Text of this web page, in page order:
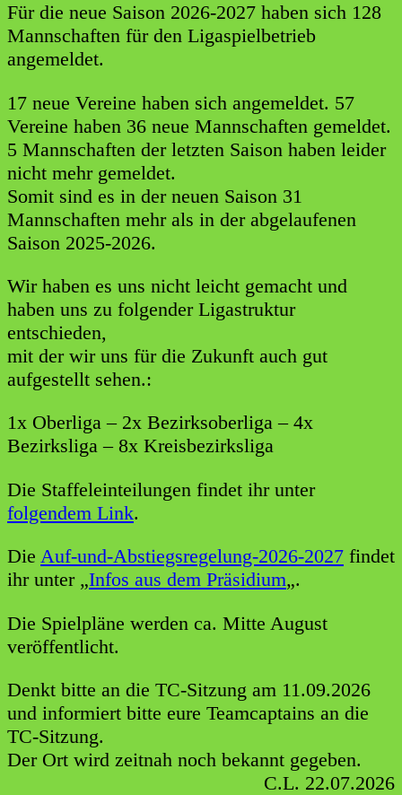
Für die neue Saison 2026-2027 haben sich 128
Mannschaften für den Ligaspielbetrieb
angemeldet.
17 neue Vereine haben sich angemeldet. 57
Vereine haben 36 neue Mannschaften gemeldet.
5 Mannschaften der letzten Saison haben leider
nicht mehr gemeldet.
Somit sind es in der neuen Saison 31
Mannschaften mehr als in der abgelaufenen
Saison 2025-2026.
Wir haben es uns nicht leicht gemacht und
haben uns zu folgender Ligastruktur
entschieden,
mit der wir uns für die Zukunft auch gut
aufgestellt sehen.:
1x Oberliga – 2x Bezirksoberliga – 4x
Bezirksliga – 8x Kreisbezirksliga
Die Staffeleinteilungen findet ihr unter
folgendem Link.
Die Auf-und-Abstiegsregelung-2026-2027 findet
ihr unter „Infos aus dem Präsidium„.
Die Spielpläne werden ca. Mitte August
veröffentlicht.
Denkt bitte an die TC-Sitzung am 11.09.2026
und informiert bitte eure Teamcaptains an die
TC-Sitzung.
Der Ort wird zeitnah noch bekannt gegeben.
C.L. 22.07.2026